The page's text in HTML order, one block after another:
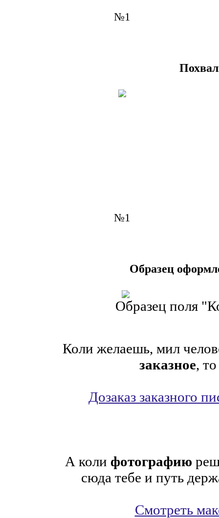
№1
№1
Образец
Образец поля
Коли желаешь, мил
заказное,
Дозаказ заказного
А коли фотографию
сюда тебе и путь
Смотреть